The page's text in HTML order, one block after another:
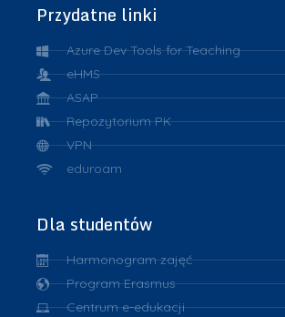
Przydatne linki
Azure Dev Tools for Teaching
eHMS
ASAP
Repozytorium PK
VPN
eduroam
Dla studentów
Harmonogram zajęć
Program Erasmus
Centrum e-edukacji